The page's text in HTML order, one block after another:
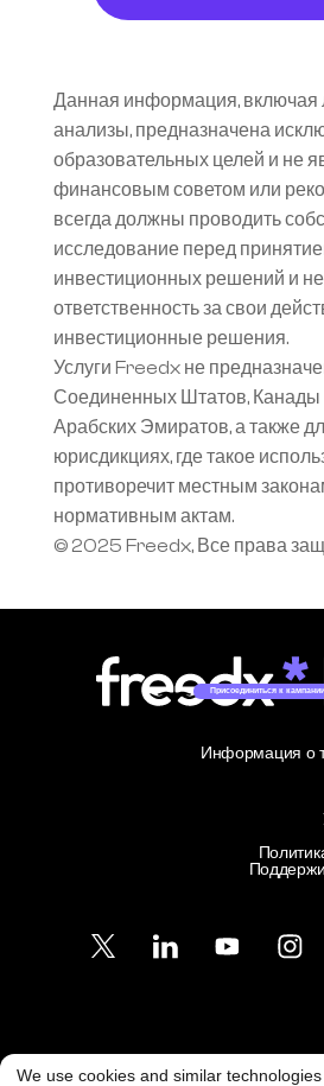
Данная информация,
анализы, предназначена
образовательных целей и не
финансовым советом или
всегда должны проводить
исследование перед
инвестиционных решений и
ответственность за свои
инвестиционные решения.
Услуги Freedx не
Соединенных Штатов,
Арабских Эмиратов, а также
юрисдикциях, где такое
противоречит местным
нормативным актам.
© 2025 Freedx, Все права
Присоединиться к кампании
Информация о
Служба поддержки клиентов
We use cookies and similar